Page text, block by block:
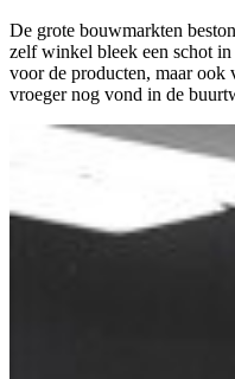
De grote bouwmarkten
zelf winkel bleek een schot
voor de producten, maar ook
vroeger nog vond in de